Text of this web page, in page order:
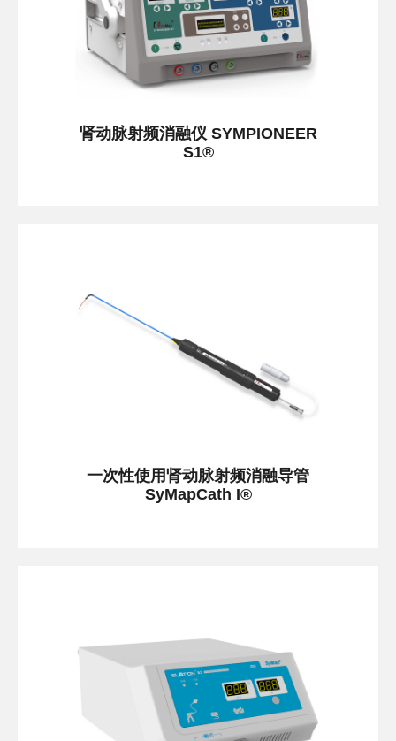
肾动脉射频消融仪 SYMPIONEER
S1®
一次性使用肾动脉射频消融导管
SyMapCath I®